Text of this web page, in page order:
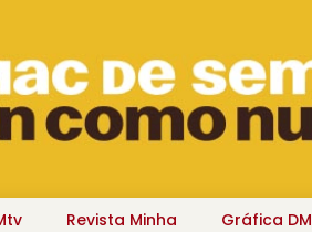
Revista Minha Gráfica DM